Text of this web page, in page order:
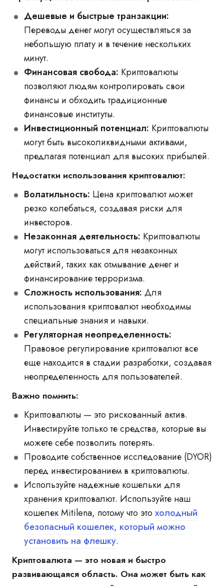
Дешевые и быстрые транзакции:
Переводы денег могут осуществляться за
небольшую плату и в течение нескольких
минут.
Финансовая свобода: Криптовалюты
позволяют людям контролировать свои
финансы и обходить традиционные
финансовые институты.
Инвестиционный потенциал: Криптовалюты
могут быть высоколиквидными активами,
предлагая потенциал для высоких прибылей.
Недостатки использования криптовалют:
Волатильность: Цена криптовалют может
резко колебаться, создавая риски для
инвесторов.
Незаконная деятельность: Криптовалюты
могут использоваться для незаконных
действий, таких как отмывание денег и
финансирование терроризма.
Сложность использования: Для
использования криптовалют необходимы
специальные знания и навыки.
Регуляторная неопределенность:
Правовое регулирование криптовалют все
еще находится в стадии разработки, создавая
неопределенность для пользователей.
Важно помнить:
Криптовалюты — это рискованный актив.
Инвестируйте только те средства, которые вы
можете себе позволить потерять.
Проводите собственное исследование (DYOR)
перед инвестированием в криптовалюты.
Используйте надежные кошельки для
хранения криптовалют. Используйте наш
кошелек Mitilena, потому что это холодный
безопасный кошелек, который можно
установить на флешку.
Криптовалюта — это новая и быстро
развивающаяся область. Она может быть как